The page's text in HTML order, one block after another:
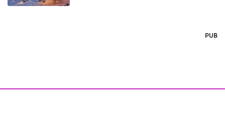
PUB